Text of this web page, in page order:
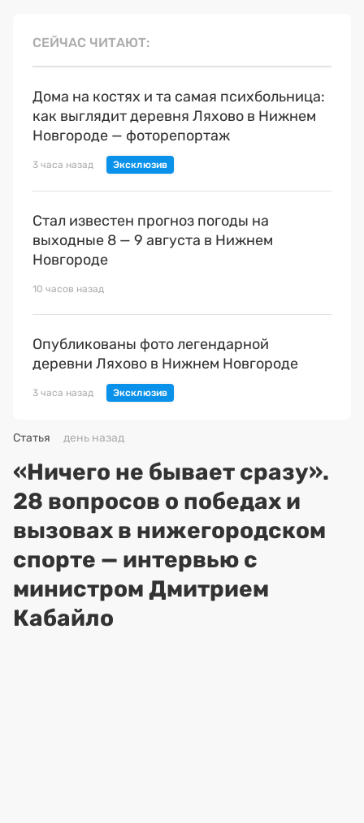
СЕЙЧАС ЧИТАЮТ
Дома на костях и та самая психбольница:
как выглядит деревня Ляхово в Нижнем
Новгороде — фоторепортаж
3 часа назад
Стал известен прогноз погоды на
выходные 8 — 9 августа в Нижнем
Новгороде
10 часов назад
Опубликованы фото легендарной
деревни Ляхово в Нижнем Новгороде
3 часа назад
Статья день назад
«Ничего не бывает сразу».
28 вопросов о победах и
вызовах в нижегородском
спорте — интервью с
министром Дмитрием
Кабайло